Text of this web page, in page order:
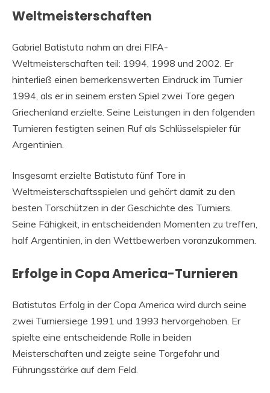
Weltmeisterschaften
Gabriel Batistuta nahm an drei FIFA-
Weltmeisterschaften teil: 1994, 1998 und 2002. Er
hinterließ einen bemerkenswerten Eindruck im Turnier
1994, als er in seinem ersten Spiel zwei Tore gegen
Griechenland erzielte. Seine Leistungen in den folgenden
Turnieren festigten seinen Ruf als Schlüsselspieler für
Argentinien.
Insgesamt erzielte Batistuta fünf Tore in
Weltmeisterschaftsspielen und gehört damit zu den
besten Torschützen in der Geschichte des Turniers.
Seine Fähigkeit, in entscheidenden Momenten zu treffen,
half Argentinien, in den Wettbewerben voranzukommen.
Erfolge in Copa America-Turnieren
Batistutas Erfolg in der Copa America wird durch seine
zwei Turniersiege 1991 und 1993 hervorgehoben. Er
spielte eine entscheidende Rolle in beiden
Meisterschaften und zeigte seine Torgefahr und
Führungsstärke auf dem Feld.